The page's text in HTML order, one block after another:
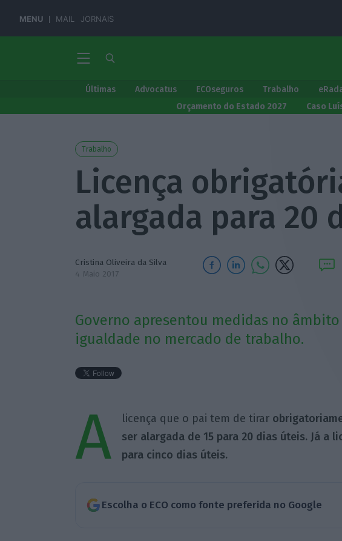
MENU MAIL JORNAIS
Últimas Advocatus ECOseguros Trabalho
Orçamento do Estado 2027
Caso
Trabalho
Licença
alargada para 20
Cristina Oliveira da Silva
4 Maio 2017
Governo apresentou medidas no
igualdade no mercado de trabalho.
A licença que o pai tem de tirar
ser alargada de 15 para 20 dias úteis. Já a
para cinco dias úteis.
Escolha o ECO como fonte preferida no Google